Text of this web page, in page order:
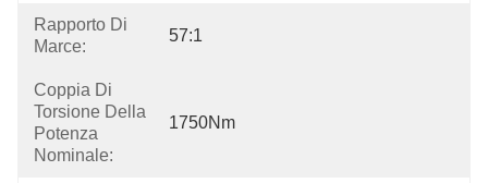
Rapporto Di
Marce:
57:1
Coppia Di
Torsione Della
Potenza
Nominale:
1750Nm